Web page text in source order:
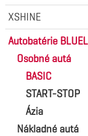
XSHINE
Autobatérie
Osobné autá
BASIC
START-STOP
Ázia
Nákladné autá